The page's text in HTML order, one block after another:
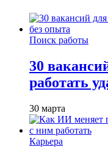
Поиск работы
30
работать
30 марта
Карьера